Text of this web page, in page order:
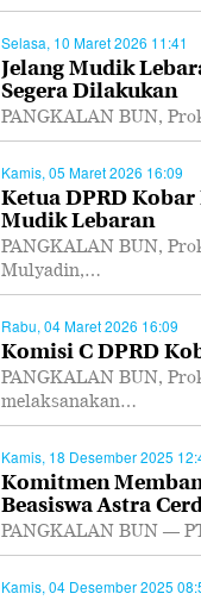
Selasa, 10 Maret 2026 11:41
Jelang Mudik
Segera Dilakukan
PANGKALAN BUN,
Kamis, 05 Maret 2026 16:09
Ketua DPRD
Mudik Lebaran
PANGKALAN BUN,
Mulyadin,…
Rabu, 04 Maret 2026 16:09
Komisi C DPRD
PANGKALAN BUN,
melaksanakan…
Kamis, 18 Desember 2025
Komitmen
Beasiswa Astra
PANGKALAN BUN —
Kamis, 04 Desember 2025